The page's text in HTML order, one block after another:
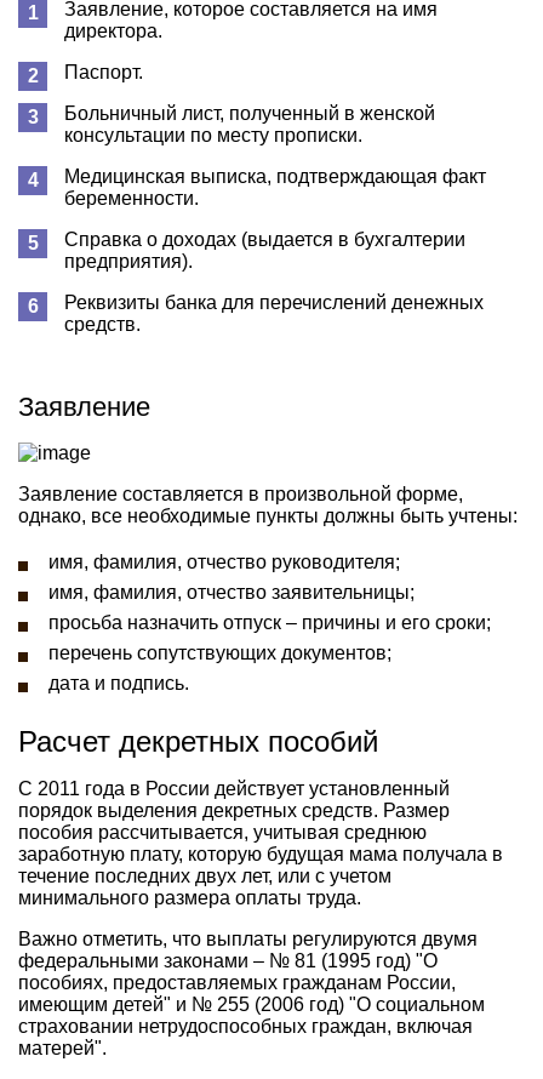
Заявление, которое составляется на имя
директора.
Паспорт.
Больничный лист, полученный в женской
консультации по месту прописки.
Медицинская выписка, подтверждающая факт
беременности.
Справка о доходах (выдается в бухгалтерии
предприятия).
Реквизиты банка для перечислений денежных
средств.
Заявление
Заявление составляется в произвольной форме,
однако, все необходимые пункты должны быть учтены:
имя, фамилия, отчество руководителя;
имя, фамилия, отчество заявительницы;
просьба назначить отпуск – причины и его сроки;
перечень сопутствующих документов;
дата и подпись.
Расчет декретных пособий
С 2011 года в России действует установленный
порядок выделения декретных средств. Размер
пособия рассчитывается, учитывая среднюю
заработную плату, которую будущая мама получала в
течение последних двух лет, или с учетом
минимального размера оплаты труда.
Важно отметить, что выплаты регулируются двумя
федеральными законами – № 81 (1995 год) "О
пособиях, предоставляемых гражданам России,
имеющим детей" и № 255 (2006 год) "О социальном
страховании нетрудоспособных граждан, включая
матерей".